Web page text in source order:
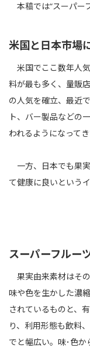
本稿では“スーパー
米国と日本市場
米国でここ数年人
料が最も多く、量販
の人気を確立、最近
ト、バー製品などの
われるようになって
一方、日本でも果
て健康に良いという
スーパーフルー
果実由来素材はそ
味や色を生かした濃
されているものと、
り、利用形態も飲料
でと幅広い。味･色